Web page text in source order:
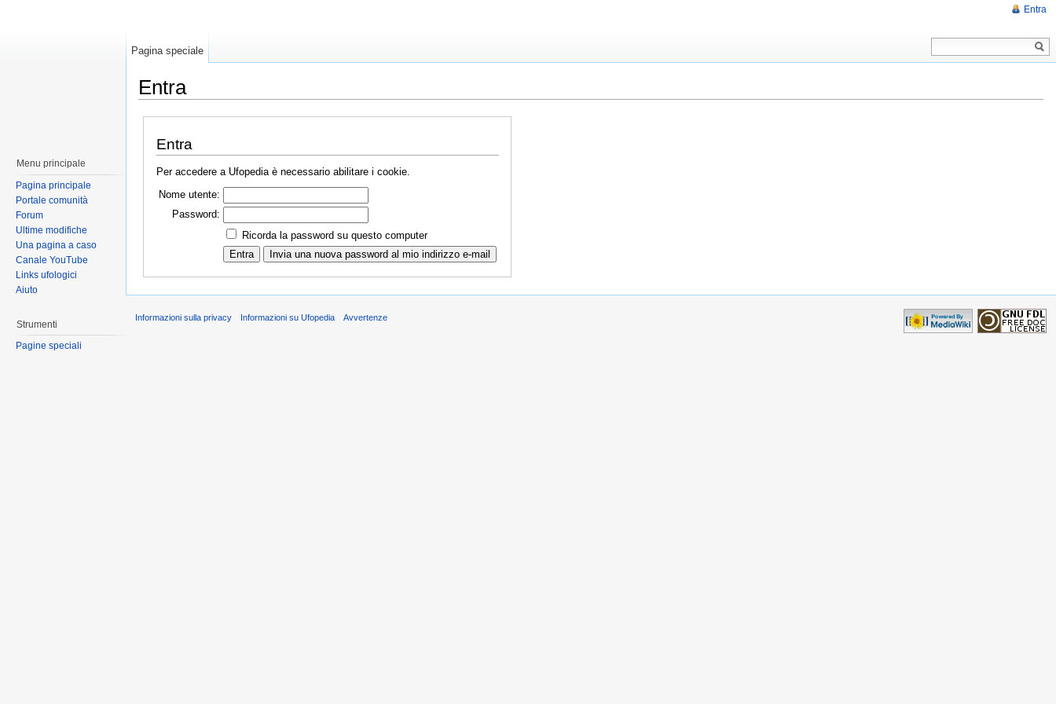
Entra
Entra
Per accedere a Ufopedia è necessario abilitare i cookie.
Nome utente:
Password:
Ricorda la password su questo computer
Entra
Pagina speciale
Menu principale
Pagina principale
Portale comunità
Forum
Ultime modifiche
Una pagina a caso
Canale YouTube
Links ufologici
Aiuto
Strumenti
Pagine speciali
Informazioni sulla privacy Informazioni su Ufopedia Avvertenze